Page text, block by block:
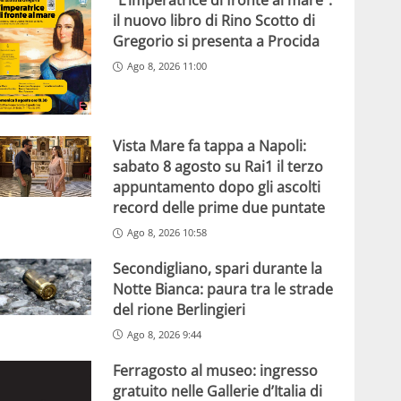
il nuovo libro di Rino Scotto di
Gregorio si presenta a Procida
Ago 8, 2026 11:00
Vista Mare fa tappa a Napoli:
sabato 8 agosto su Rai1 il terzo
appuntamento dopo gli ascolti
record delle prime due puntate
Ago 8, 2026 10:58
Secondigliano, spari durante la
Notte Bianca: paura tra le strade
del rione Berlingieri
Ago 8, 2026 9:44
Ferragosto al museo: ingresso
gratuito nelle Gallerie d’Italia di